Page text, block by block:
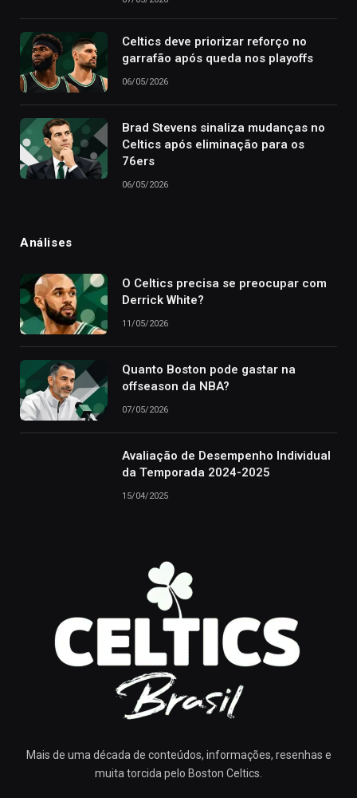
Celtics deve priorizar reforço no
garrafão após queda nos playoffs
06/05/2026
Brad Stevens sinaliza mudanças no
Celtics após eliminação para os
76ers
06/05/2026
Análises
O Celtics precisa se preocupar com
Derrick White?
11/05/2026
Quanto Boston pode gastar na
offseason da NBA?
07/05/2026
Avaliação de Desempenho Individual
da Temporada 2024-2025
15/04/2025
Mais de uma década de conteúdos, informações, resenhas e
muita torcida pelo Boston Celtics.